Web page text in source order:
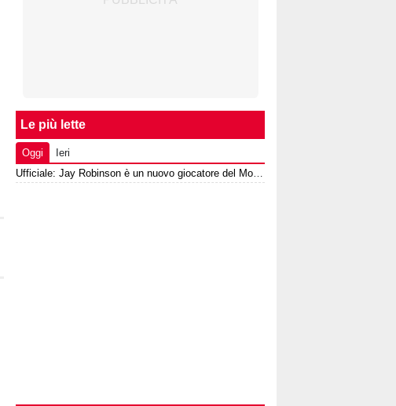
Le più lette
Oggi
Ieri
Ufficiale: Jay Robinson è un nuovo giocatore del Monza